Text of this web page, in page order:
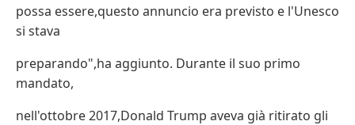
possa essere,questo annuncio era previsto e l'Unesco
si stava
preparando",ha aggiunto. Durante il suo primo
mandato,
nell'ottobre 2017,Donald Trump aveva già ritirato gli